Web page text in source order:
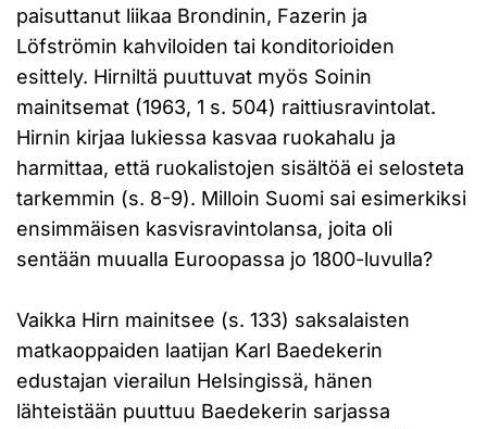
paisuttanut liikaa Brondinin, Fazerin ja
Löfströmin kahviloiden tai konditorioiden
esittely. Hirniltä puuttuvat myös Soinin
mainitsemat (1963, 1 s. 504) raittiusravintolat.
Hirnin kirjaa lukiessa kasvaa ruokahalu ja
harmittaa, että ruokalistojen sisältöä ei selosteta
tarkemmin (s. 8-9). Milloin Suomi sai esimerkiksi
ensimmäisen kasvisravintolansa, joita oli
sentään muualla Euroopassa jo 1800-luvulla?
Vaikka Hirn mainitsee (s. 133) saksalaisten
matkaoppaiden laatijan Karl Baedekerin
edustajan vierailun Helsingissä, hänen
lähteistään puuttuu Baedekerin sarjassa